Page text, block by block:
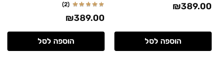
₪389.00
הוספה לסל
(2)
₪389.00
הוספה לסל